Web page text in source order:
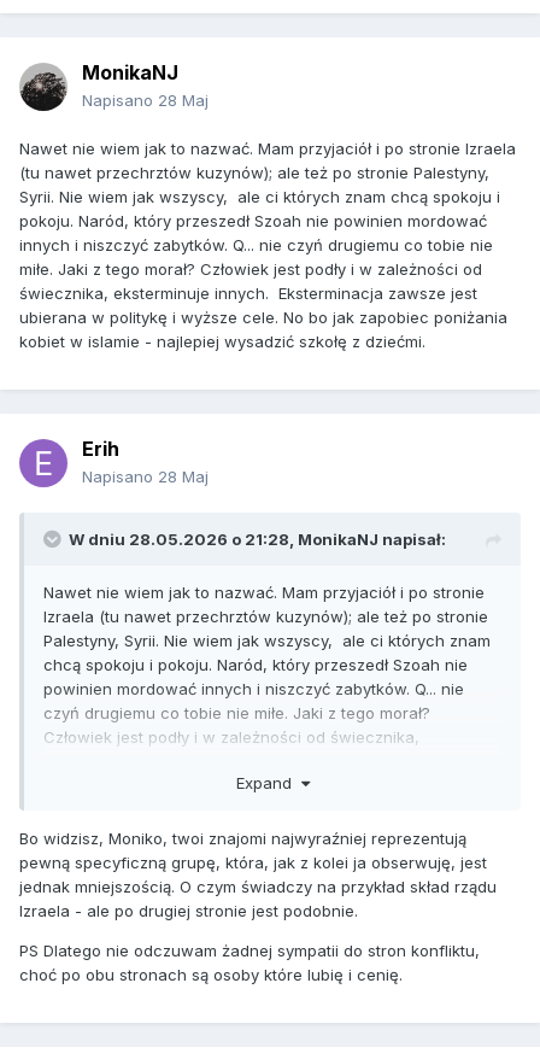
MonikaNJ
Napisano 28 Maj
Nawet nie wiem jak to nazwać. Mam przyjaciół i po stronie Izraela
(tu nawet przechrztów kuzynów); ale też po stronie Palestyny,
Syrii. Nie wiem jak wszyscy, ale ci których znam chcą spokoju i
pokoju. Naród, który przeszedł Szoah nie powinien mordować
innych i niszczyć zabytków. Q... nie czyń drugiemu co tobie nie
miłe. Jaki z tego morał? Człowiek jest podły i w zależności od
świecznika, eksterminuje innych. Eksterminacja zawsze jest
ubierana w politykę i wyższe cele. No bo jak zapobiec poniżania
kobiet w islamie - najlepiej wysadzić szkołę z dziećmi.
Erih
Napisano 28 Maj
W dniu 28.05.2026 o 21:28, MonikaNJ napisał:
Nawet nie wiem jak to nazwać. Mam przyjaciół i po stronie
Izraela (tu nawet przechrztów kuzynów); ale też po stronie
Palestyny, Syrii. Nie wiem jak wszyscy, ale ci których znam
chcą spokoju i pokoju. Naród, który przeszedł Szoah nie
powinien mordować innych i niszczyć zabytków. Q... nie
czyń drugiemu co tobie nie miłe. Jaki z tego morał?
Człowiek jest podły i w zależności od świecznika,
politykę i wyższe cele. No bo jak zapobiec poniżania kobiet
Expand
Bo widzisz, Moniko, twoi znajomi najwyraźniej reprezentują
pewną specyficzną grupę, która, jak z kolei ja obserwuję, jest
jednak mniejszością. O czym świadczy na przykład skład rządu
Izraela - ale po drugiej stronie jest podobnie.
PS Dlatego nie odczuwam żadnej sympatii do stron konfliktu,
choć po obu stronach są osoby które lubię i cenię.